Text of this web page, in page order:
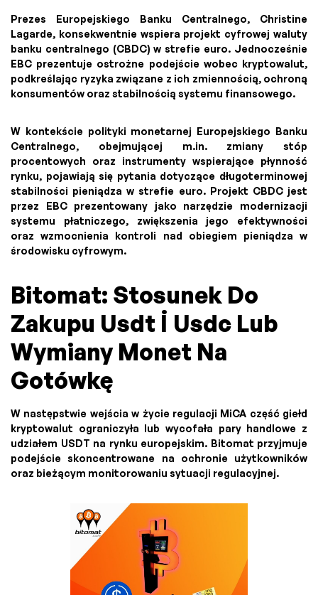
Prezes Europejskiego Banku Centralnego, Christine
Lagarde, konsekwentnie wspiera projekt cyfrowej waluty
banku centralnego (CBDC) w strefie euro. Jednocześnie
EBC prezentuje ostrożne podejście wobec kryptowalut,
podkreślając ryzyka związane z ich zmiennością, ochroną
konsumentów oraz stabilnością systemu finansowego.
W kontekście polityki monetarnej Europejskiego Banku
Centralnego, obejmującej m.in. zmiany stóp
procentowych oraz instrumenty wspierające płynność
rynku, pojawiają się pytania dotyczące długoterminowej
stabilności pieniądza w strefie euro. Projekt CBDC jest
przez EBC prezentowany jako narzędzie modernizacji
systemu płatniczego, zwiększenia jego efektywności
oraz wzmocnienia kontroli nad obiegiem pieniądza w
środowisku cyfrowym.
Bitomat: Stosunek Do
Zakupu Usdt İ Usdc Lub
Wymiany Monet Na
Gotówkę
W następstwie wejścia w życie regulacji MiCA część giełd
kryptowalut ograniczyła lub wycofała pary handlowe z
udziałem USDT na rynku europejskim. Bitomat przyjmuje
podejście skoncentrowane na ochronie użytkowników
oraz bieżącym monitorowaniu sytuacji regulacyjnej.